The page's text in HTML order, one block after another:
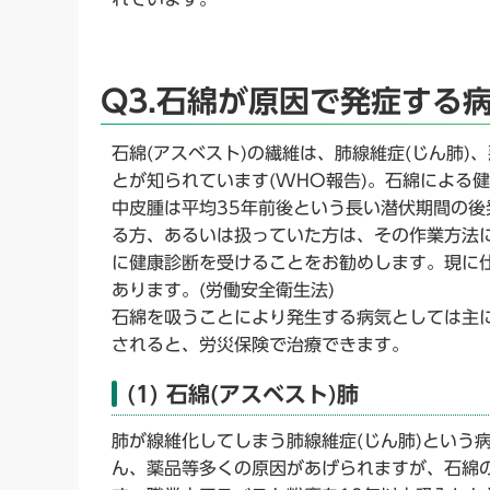
Q3.石綿が原因で発症する
石綿(アスベスト)の繊維は、肺線維症(じん肺)
とが知られています(WHO報告)。石綿による
中皮腫は平均35年前後という長い潜伏期間の
る方、あるいは扱っていた方は、その作業方
に健康診断を受けることをお勧めします。現
あります。(労働安全衛生法)
石綿を吸うことにより発生する病気としては
されると、労災保険で治療できます。
(1) 石綿(アスベスト)肺
肺が線維化してしまう肺線維症(じん肺)という
ん、薬品等多くの原因があげられますが、石